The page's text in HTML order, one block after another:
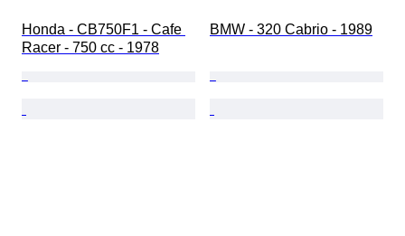
Honda - CB750F1 - Cafe
Racer - 750 cc - 1978
BMW - 320 Cabrio - 1989